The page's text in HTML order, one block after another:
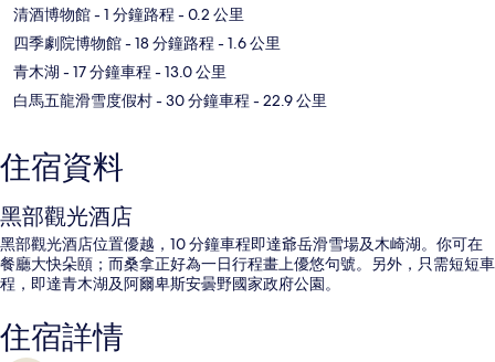
清酒博物館- 1 分鐘路程 - 0.2 公里
四季劇院博物館- 18 分鐘路程 - 1.6 公里
青木湖 - 17 分鐘車程 - 13.0 公里
白馬五龍滑雪度假村- 30 分鐘車程 - 22.9 公里
住宿資料
黑部觀光酒店
黑部觀光酒店位置優越，10 分鐘車程即達爺岳滑雪場及木崎湖。你可在
餐廳大快朵頤；而桑拿正好為一日行程畫上優悠句號。另外，只需短短車
程，即達青木湖及阿爾卑斯安曇野國家政府公園。
住宿詳情